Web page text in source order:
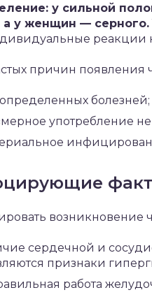
у сильной
а у женщин — серного.
реакции
причин появления
болезней;
употребление
возникновение
сердечной и
признаки
работа